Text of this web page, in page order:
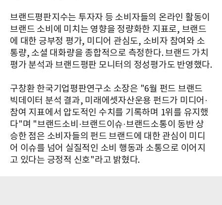
브랜드평판지수는 투자자 등 소비자들의 온라인 활동이
브랜드 소비에 미치는 영향을 정량화한 지표로, 브랜드
에 대한 긍부정 평가, 미디어 관심도, 소비자 참여와 소
통량, 소셜 대화량을 종합적으로 측정한다. 브랜드 가치
평가 분석과 브랜드평판 모니터의 정성평가도 반영했다.
구창환 한국기업평판연구소 소장은 "6월 펀드 브랜드
빅데이터 분석 결과, 미래에셋자산운용 펀드가 미디어·
참여 지표에서 압도적인 수치를 기록하며 1위를 유지했
다"며 "브랜드소비·브랜드이슈·브랜드소통이 동반 상
승한 점은 소비자들의 펀드 브랜드에 대한 관심이 미디
어 이슈를 넘어 실질적인 소비 행동과 소통으로 이어지
고 있다는 긍정적 신호"라고 밝혔다.